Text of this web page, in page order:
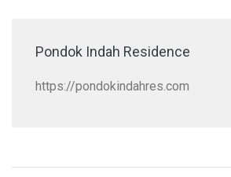
Pondok Indah Residence
https://pondokindahres.com